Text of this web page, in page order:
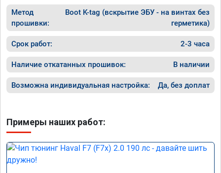
Метод
прошивки:
Boot K-tag (вскрытие ЭБУ - на винтах без
герметика)
Срок работ: 2-3 часа
Наличие откатанных прошивок: В наличии
Возможна индивидуальная настройка: Да, без доплат
Примеры наших работ: